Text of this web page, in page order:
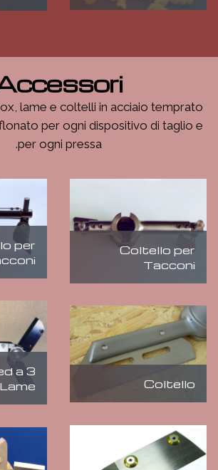
lame e coltelli in acciaio temprato
per ogni dispositivo di taglio e
per ogni pressa.
per
Coltello per
Tacconi
a 3
Lame
Coltello